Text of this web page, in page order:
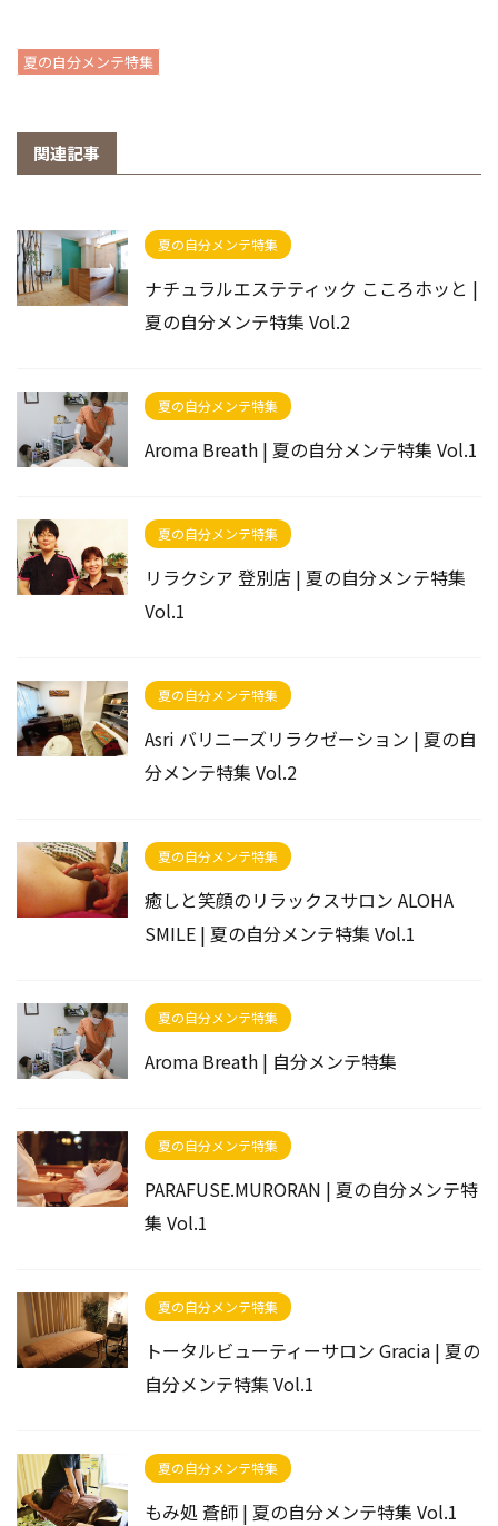
夏の自分メンテ特集
関連記事
夏の自分メンテ特集
ナチュラルエステティック こころホッと |
夏の自分メンテ特集 Vol.2
夏の自分メンテ特集
Aroma Breath | 夏の自分メンテ特集 Vol.1
夏の自分メンテ特集
リラクシア 登別店 | 夏の自分メンテ特集
Vol.1
夏の自分メンテ特集
Asri バリニーズリラクゼーション | 夏の自
分メンテ特集 Vol.2
夏の自分メンテ特集
癒しと笑顔のリラックスサロン ALOHA
SMILE | 夏の自分メンテ特集 Vol.1
夏の自分メンテ特集
Aroma Breath | 自分メンテ特集
夏の自分メンテ特集
PARAFUSE.MURORAN | 夏の自分メンテ特
集 Vol.1
夏の自分メンテ特集
トータルビューティーサロン Gracia | 夏の
自分メンテ特集 Vol.1
夏の自分メンテ特集
もみ処 蒼師 | 夏の自分メンテ特集 Vol.1